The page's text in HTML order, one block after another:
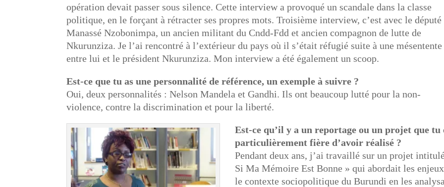
opération devait passer sous silence. Cette interview a provoqué un scandale dans la classe
politique, en le forçant à rétracter ses propres mots. Troisième interview, c’est avec le député
Manassé Nzobonimpa, un ancien militant du Cndd-Fdd et ancien compagnon de lutte de
Nkurunziza. Je l’ai rencontré à l’extérieur du pays où il s’était réfugié suite à une mésentente
entre lui et le président Nkurunziza. Mon interview a été également un scoop.
Est-ce que tu as une personnalité de référence, un exemple à suivre ?
Oui, deux personnalités : Nelson Mandela et Gandhi. Ils ont beaucoup lutté pour la non-
violence, contre la discrimination et pour la liberté.
Est-ce qu’il y a un reportage ou un projet que tu
particulièrement fière d’avoir réalisé ?
Pendant deux ans, j’ai travaillé sur un projet
Si Ma Mémoire Est Bonne » qui abordait les
le contexte sociopolitique du Burundi en les